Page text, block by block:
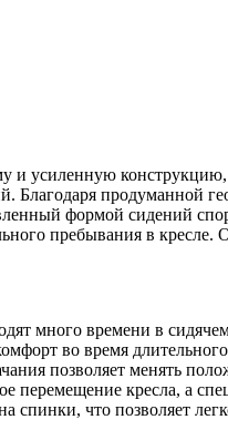
усиленную
продуманной
формой сидений
пребывания в кресле.
много времени в
во время
позволяет менять
кресла, а
что позволяет